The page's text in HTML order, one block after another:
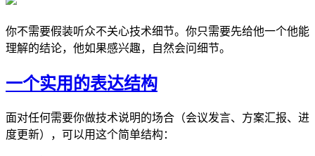
你不需要假装听众不关心技术细节。你只需要先给他一个他能
理解的结论，他如果感兴趣，自然会问细节。
一个实用的表达结构
面对任何需要你做技术说明的场合（会议发言、方案汇报、进
度更新），可以用这个简单结构：